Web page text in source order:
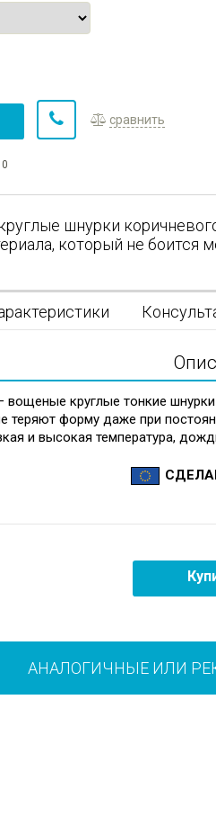
сравнить
шнурки
который не боится
вощеные круглые тонкие
теряют форму даже при
и высокая температура,
АНАЛОГИЧНЫЕ ИЛИ